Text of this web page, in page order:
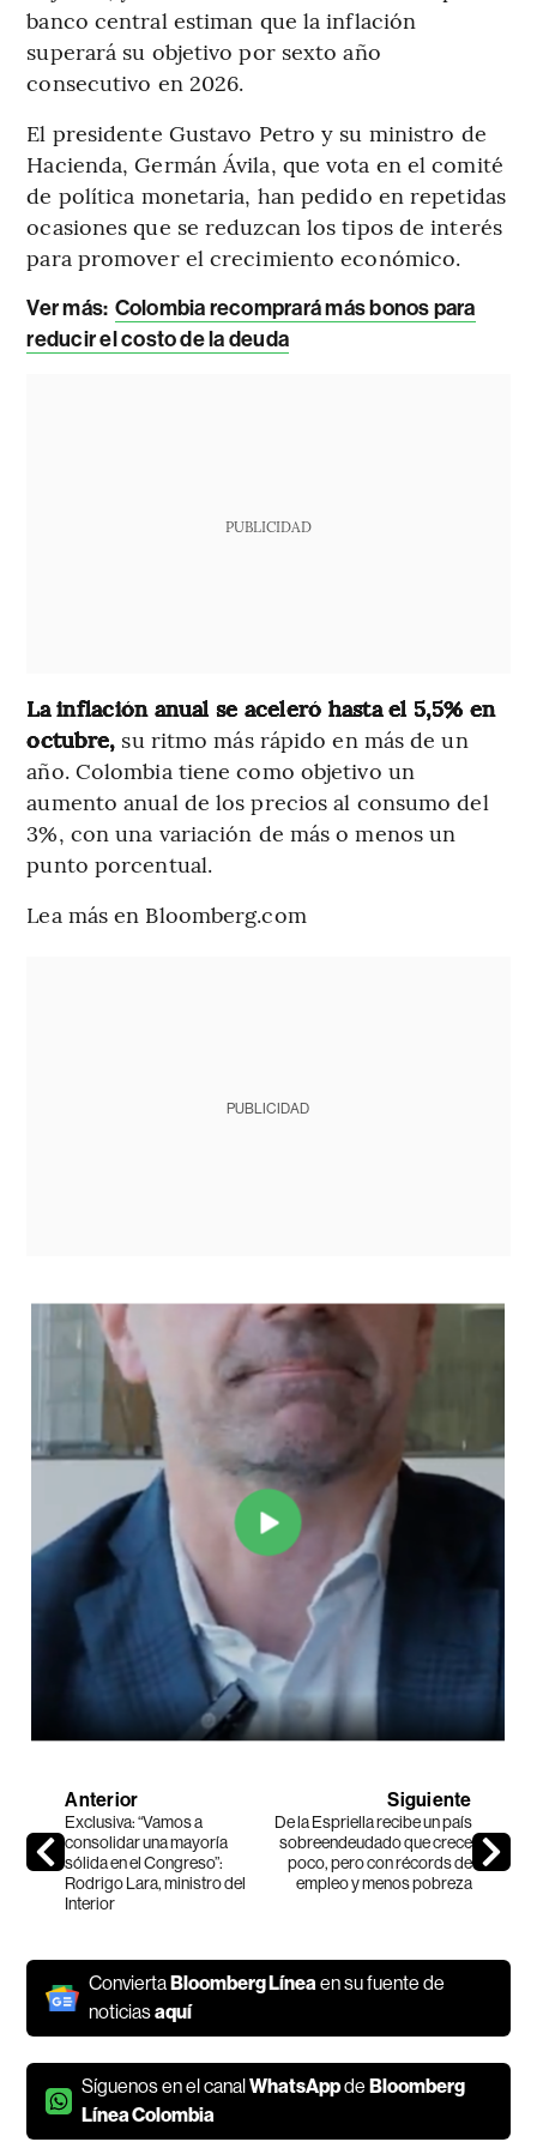
banco central estiman que la inflación
superará su objetivo por sexto año
consecutivo en 2026.
El presidente Gustavo Petro y su ministro de
Hacienda, Germán Ávila, que vota en el comité
de política monetaria, han pedido en repetidas
ocasiones que se reduzcan los tipos de interés
para promover el crecimiento económico.
Ver más: Colombia recomprará más bonos para
reducir el costo de la deuda
PUBLICIDAD
La inflación anual se aceleró hasta el 5,5% en
octubre, su ritmo más rápido en más de un
año. Colombia tiene como objetivo un
aumento anual de los precios al consumo del
3%, con una variación de más o menos un
punto porcentual.
Lea más en Bloomberg.com
PUBLICIDAD
Anterior
Exclusiva: “Vamos a
consolidar una mayoría
sólida en el Congreso”:
Rodrigo Lara, ministro del
Interior
Siguiente
De la Espriella recibe un país
sobreendeudado que crece
poco, pero con récords de
empleo y menos pobreza
ConviertaBloomberg Líneaen su fuente de
noticiasaquí
Síguenos en el canalWhatsAppdeBloomberg
Línea Colombia